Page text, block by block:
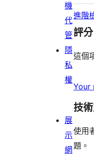
進階
評分
這個
Your
技
使用
題。
機
代
管
隱
私
權
展
示
網